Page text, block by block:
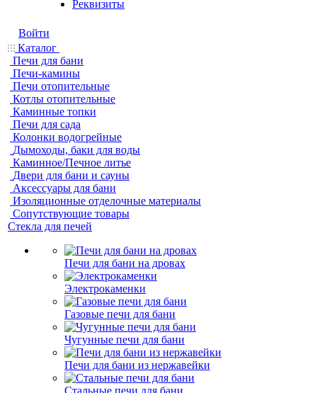
Реквизиты
Войти
Каталог
Печи для бани
Печи-камины
Печи отопительные
Котлы отопительные
Каминные топки
Печи для сада
Колонки водогрейные
Дымоходы, баки для воды
Каминное/Печное литье
Двери для бани и сауны
Аксессуары для бани
Изоляционные отделочные материалы
Сопутствующие товары
Стекла для печей
Печи для бани на дровах
Электрокаменки
Газовые печи для бани
Чугунные печи для бани
Печи для бани из нержавейки
Стальные печи для бани